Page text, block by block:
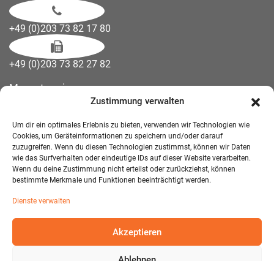
Zustimmung verwalten
Um dir ein optimales Erlebnis zu bieten, verwenden wir Technologien wie
Cookies, um Geräteinformationen zu speichern und/oder darauf
zuzugreifen. Wenn du diesen Technologien zustimmst, können wir Daten
wie das Surfverhalten oder eindeutige IDs auf dieser Website verarbeiten.
Wenn du deine Zustimmung nicht erteilst oder zurückziehst, können
bestimmte Merkmale und Funktionen beeinträchtigt werden.
Dienste verwalten
Akzeptieren
+49 (0)203 73 82 17 80
+49 (0)203 73 82 27 82
Messetermine
Downloads
Wandelemente
Über uns
Impressum
Datenschutzerklärung